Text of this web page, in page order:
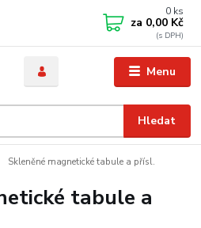
Menu
Hledat
0 ks
za 0,00 Kč
Skleněné magnetické tabule a přísl.
tabule a